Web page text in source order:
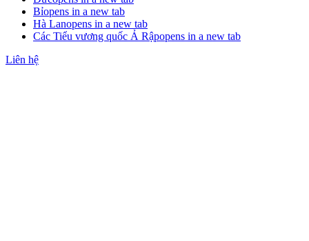
Bỉopens in a new tab
Hà Lanopens in a new tab
Các Tiểu vương quốc Ả Rậpopens in a new tab
Liên hệ